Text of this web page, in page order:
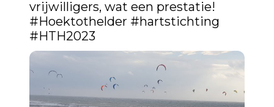
#Hoektothelder #hartstichting
#HTH2023